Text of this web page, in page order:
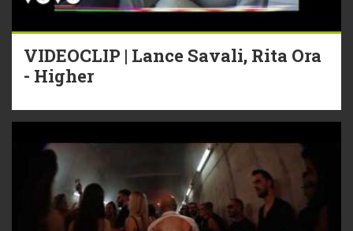
VIDEOCLIP | Lance Savali, Rita Ora
- Higher